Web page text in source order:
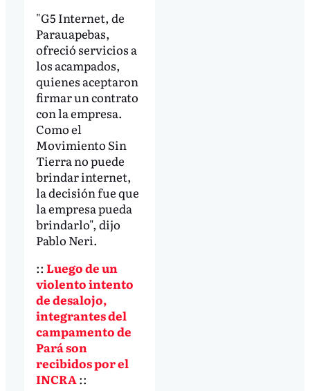
"G5 Internet, de
Parauapebas,
ofreció servicios a
los acampados,
quienes aceptaron
firmar un contrato
con la empresa.
Como el
Movimiento Sin
Tierra no puede
brindar internet,
la decisión fue que
la empresa pueda
brindarlo", dijo
Pablo Neri.
:: Luego de un
violento intento
de desalojo,
integrantes del
campamento de
Pará son
recibidos por el
INCRA::